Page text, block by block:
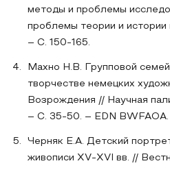
методы и проблемы
проблемы теории и
– С. 150-165.
Махно Н.В. Групповой
творчестве немецких
Возрождения // Научная
– С. 35-50. – EDN BWFAOA.
Черняк Е.А. Детский
живописи XV-XVI вв. //